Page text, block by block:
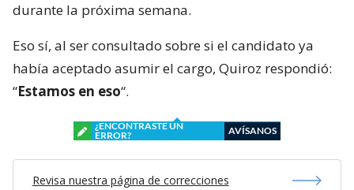
durante la próxima semana.
Eso sí, al ser consultado sobre si el candidato ya
había aceptado asumir el cargo, Quiroz respondió:
“Estamos en eso“.
¿ENCONTRASTE UN
ERROR?
AVÍSANOS
Revisa nuestra página de correcciones